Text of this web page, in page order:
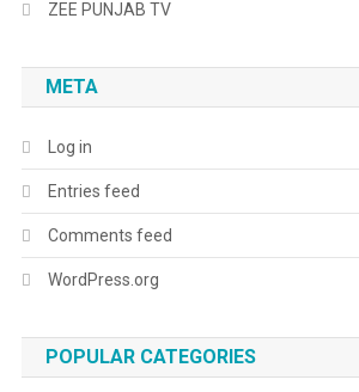
ZEE PUNJAB TV
META
Log in
Entries feed
Comments feed
WordPress.org
POPULAR CATEGORIES